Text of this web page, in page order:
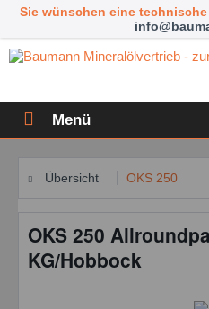
Sie wünschen eine
Menü
Übersicht OKS 250
OKS 250
KG/Hobbock